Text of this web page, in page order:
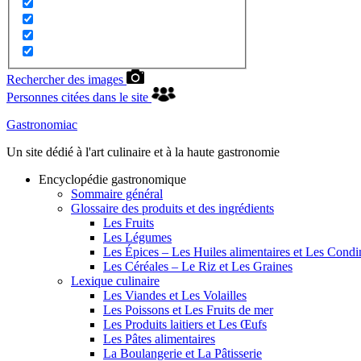
Rechercher des images
Personnes citées dans le site
Gastronomiac
Un site dédié à l'art culinaire et à la haute gastronomie
Encyclopédie gastronomique
Sommaire général
Glossaire des produits et des ingrédients
Les Fruits
Les Légumes
Les Épices – Les Huiles alimentaires et Les
Les Céréales – Le Riz et Les Graines
Lexique culinaire
Les Viandes et Les Volailles
Les Poissons et Les Fruits de mer
Les Produits laitiers et Les Œufs
Les Pâtes alimentaires
La Boulangerie et La Pâtisserie